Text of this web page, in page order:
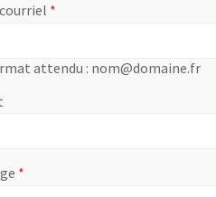
, champ obligatoire
attendu : nom@domaine.fr
, champ obligatoire